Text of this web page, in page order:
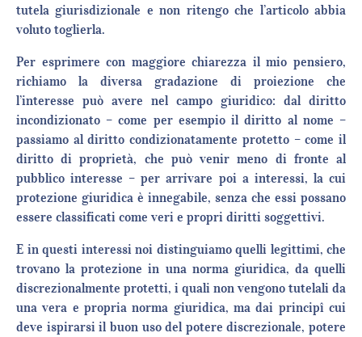
tutela giurisdizionale e non ritengo che l’articolo abbia
voluto toglierla.
Per esprimere con maggiore chiarezza il mio pensiero,
richiamo la diversa gradazione di proiezione che
l’interesse può avere nel campo giuridico: dal diritto
incondizionato – come per esempio il diritto al nome –
passiamo al diritto condizionatamente protetto – come il
diritto di proprietà, che può venir meno di fronte al
pubblico interesse – per arrivare poi a interessi, la cui
protezione giuridica è innegabile, senza che essi possano
essere classificati come veri e propri diritti soggettivi.
E in questi interessi noi distinguiamo quelli legittimi, che
trovano la protezione in una norma giuridica, da quelli
discrezionalmente protetti, i quali non vengono tutelali da
una vera e propria norma giuridica, ma dai principî cui
deve ispirarsi il buon uso del potere discrezionale, potere